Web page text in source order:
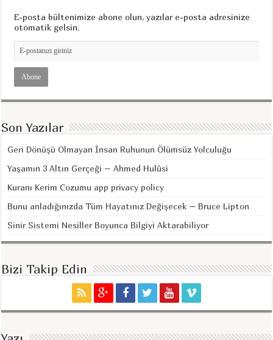
E-posta bültenimize abone olun, yazılar e-posta adresinize
otomatik gelsin.
Son Yazılar
Geri Dönüşü Olmayan İnsan Ruhunun Ölümsüz Yolculuğu
Yaşamın 3 Altın Gerçeği – Ahmed Hulûsi
Kuranı Kerim Cozumu app privacy policy
Bunu anladığınızda Tüm Hayatınız Değişecek – Bruce Lipton
Sinir Sistemi Nesiller Boyunca Bilgiyi Aktarabiliyor
Bizi Takip Edin